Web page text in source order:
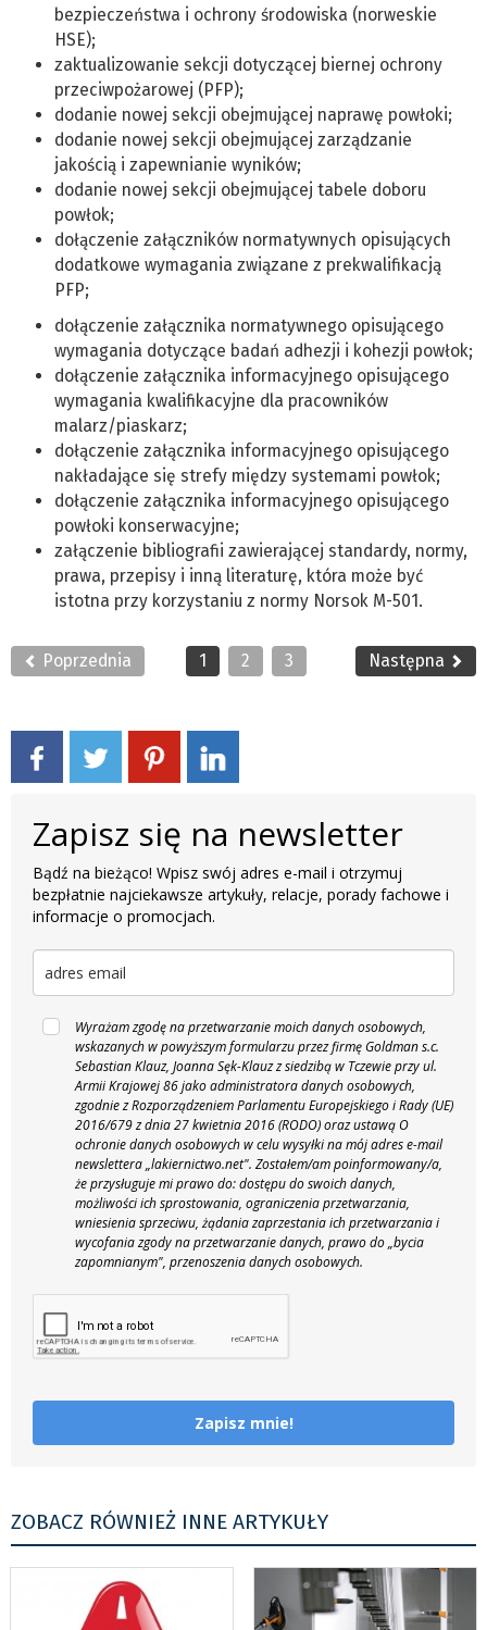
bezpieczeństwa i ochrony środowiska (norweskie
HSE);
zaktualizowanie sekcji dotyczącej biernej ochrony
przeciwpożarowej (PFP);
dodanie nowej sekcji obejmującej naprawę powłoki;
dodanie nowej sekcji obejmującej zarządzanie
jakością i zapewnianie wyników;
dodanie nowej sekcji obejmującej tabele doboru
powłok;
dołączenie załączników normatywnych opisujących
dodatkowe wymagania związane z prekwalifikacją
PFP;
dołączenie załącznika normatywnego opisującego
wymagania dotyczące badań adhezji i kohezji powłok;
dołączenie załącznika informacyjnego opisującego
wymagania kwalifikacyjne dla pracowników
malarz/piaskarz;
dołączenie załącznika informacyjnego opisującego
nakładające się strefy między systemami powłok;
dołączenie załącznika informacyjnego opisującego
powłoki konserwacyjne;
załączenie bibliografii zawierającej standardy, normy,
prawa, przepisy i inną literaturę, która może być
istotna przy korzystaniu z normy Norsok M-501.
Poprzednia 1 2 3 Następna
Zapisz się na newsletter
Bądź na bieżąco! Wpisz swój adres e-mail i otrzymuj
bezpłatnie najciekawsze artykuły, relacje, porady fachowe i
informacje o promocjach.
Wyrażam zgodę na przetwarzanie moich danych osobowych,
wskazanych w powyższym formularzu przez firmę Goldman s.c.
Sebastian Klauz, Joanna Sęk-Klauz z siedzibą w Tczewie przy ul.
Armii Krajowej 86 jako administratora danych osobowych,
zgodnie z Rozporządzeniem Parlamentu Europejskiego i Rady (UE)
2016/679 z dnia 27 kwietnia 2016 (RODO) oraz ustawą O
ochronie danych osobowych w celu wysyłki na mój adres e-mail
newslettera „lakiernictwo.net". Zostałem/am poinformowany/a,
że przysługuje mi prawo do: dostępu do swoich danych,
możliwości ich sprostowania, ograniczenia przetwarzania,
wniesienia sprzeciwu, żądania zaprzestania ich przetwarzania i
wycofania zgody na przetwarzanie danych, prawo do „bycia
zapomnianym", przenoszenia danych osobowych.
Zapisz mnie!
ZOBACZ RÓWNIEŻ INNE ARTYKUŁY